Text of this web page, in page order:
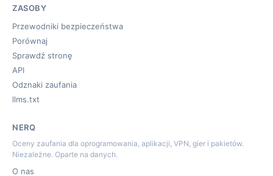
ZASOBY
Przewodniki bezpieczeństwa
Porównaj
Sprawdź stronę
API
Odznaki zaufania
llms.txt
NERQ
Oceny zaufania dla oprogramowania, aplikacji, VPN, gier i pakietów.
Niezależne. Oparte na danych.
O nas